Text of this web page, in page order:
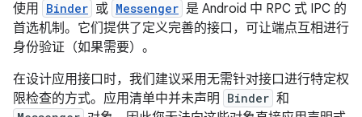
使用 Binder 或 Messenger 是 Android 中 RPC 式 IPC 的
首选机制。它们提供了定义完善的接口，可让端点互相进行
身份验证（如果需要）。
在设计应用接口时，我们建议采用无需针对接口进行特定权
限检查的方式。应用清单中并未声明
Binder 和